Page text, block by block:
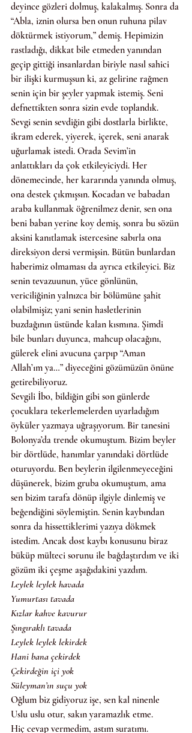
deyince gözleri dolmuş, kalakalmış. Sonra da
“Abla, iznin olursa ben onun ruhuna pilav
döktürmek istiyorum,” demiş. Hepimizin
rastladığı, dikkat bile etmeden yanından
geçip gittiği insanlardan biriyle nasıl sahici
bir ilişki kurmuşsun ki, az gelirine rağmen
senin için bir şeyler yapmak istemiş. Seni
defnettikten sonra sizin evde toplandık.
Sevgi senin sevdiğin gibi dostlarla birlikte,
ikram ederek, yiyerek, içerek, seni anarak
uğurlamak istedi. Orada Sevim’in
anlattıkları da çok etkileyiciydi. Her
dönemecinde, her kararında yanında olmuş,
ona destek çıkmışsın. Kocadan ve babadan
araba kullanmak öğrenilmez denir, sen ona
beni baban yerine koy demiş, sonra bu sözün
aksini kanıtlamak istercesine sabırla ona
direksiyon dersi vermişsin. Bütün bunlardan
haberimiz olmaması da ayrıca etkileyici. Biz
senin tevazuunun, yüce gönlünün,
vericiliğinin yalnızca bir bölümüne şahit
olabilmişiz; yani senin hasletlerinin
buzdağının üstünde kalan kısmına. Şimdi
bile bunları duyunca, mahcup olacağını,
gülerek elini avucuna çarpıp “Aman
Allah’ım ya…” diyeceğini gözümüzün önüne
getirebiliyoruz.
Sevgili İbo, bildiğin gibi son günlerde
çocuklara tekerlemelerden uyarladığım
öyküler yazmaya uğraşıyorum. Bir tanesini
Bolonya’da trende okumuştum. Bizim beyler
bir dörtlüde, hanımlar yanındaki dörtlüde
oturuyordu. Ben beylerin ilgilenmeyeceğini
düşünerek, bizim gruba okumuştum, ama
sen bizim tarafa dönüp ilgiyle dinlemiş ve
beğendiğini söylemiştin. Senin kaybından
sonra da hissettiklerimi yazıya dökmek
istedim. Ancak dost kaybı konusunu biraz
büküp mülteci sorunu ile bağdaştırdım ve iki
gözüm iki çeşme aşağıdakini yazdım.
Leylek leylek havada
Yumurtası tavada
Kızlar kahve kavurur
Şıngıraklı tavada
Leylek leylek lekirdek
Hani bana çekirdek
Çekirdeğin içi yok
Süleyman’ın suçu yok
Oğlum biz gidiyoruz işe, sen kal ninenle
Uslu uslu otur, sakın yaramazlık etme.
Hiç cevap vermedim, astım suratımı.